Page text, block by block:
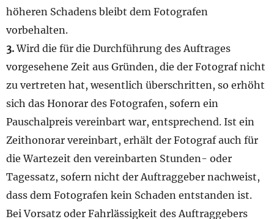
höheren Schadens bleibt dem Fotografen
vorbehalten.
3.Wird die für die Durchführung des Auftrages
vorgesehene Zeit aus Gründen, die der Fotograf nicht
zu vertreten hat, wesentlich überschritten, so erhöht
sich das Honorar des Fotografen, sofern ein
Pauschalpreis vereinbart war, entsprechend. Ist ein
Zeithonorar vereinbart, erhält der Fotograf auch für
die Wartezeit den vereinbarten Stunden- oder
Tagessatz, sofern nicht der Auftraggeber nachweist,
dass dem Fotografen kein Schaden entstanden ist.
Bei Vorsatz oder Fahrlässigkeit des Auftraggebers